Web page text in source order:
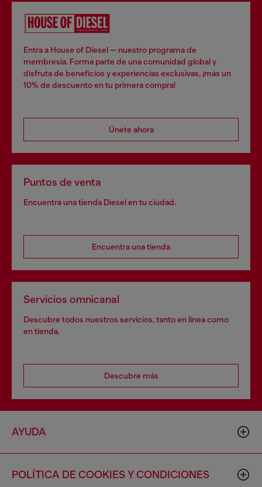
Entra a House of Diesel — nuestro programa de
membresía. Forma parte de una comunidad global y
disfruta de beneficios y experiencias exclusivas, ¡más un
10% de descuento en tu primera compra!
Únete ahora
Puntos de venta
Encuentra una tienda Diesel en tu ciudad.
Encuentra una tienda
Servicios omnicanal
Descubre todos nuestros servicios, tanto en línea como
en tienda.
Descubre más
AYUDA
POLÍTICA DE COOKIES Y CONDICIONES